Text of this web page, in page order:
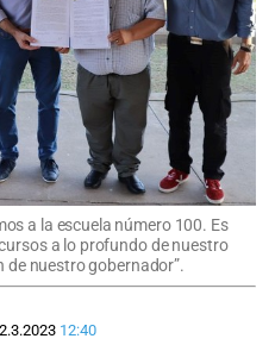
a la escuela número 100. Es
a lo profundo de nuestro
de nuestro gobernador”.
12:40